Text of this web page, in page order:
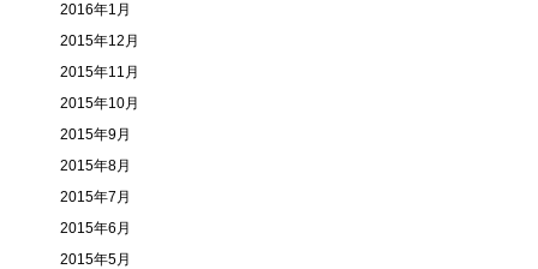
2016年1月
2015年12月
2015年11月
2015年10月
2015年9月
2015年8月
2015年7月
2015年6月
2015年5月